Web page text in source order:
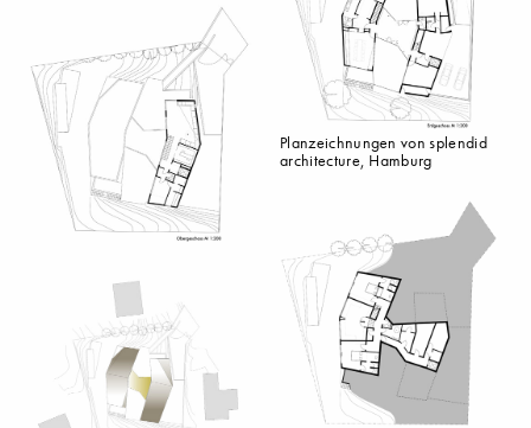
Planzeichnungen von splendid
architecture, Hamburg